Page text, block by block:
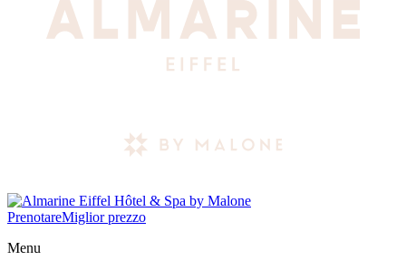
PrenotareMiglior prezzo
Menu